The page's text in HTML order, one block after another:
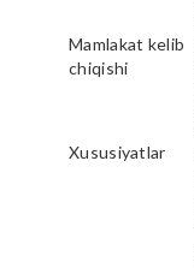
Mamlakat kelib
chiqishi
Xususiyatlar